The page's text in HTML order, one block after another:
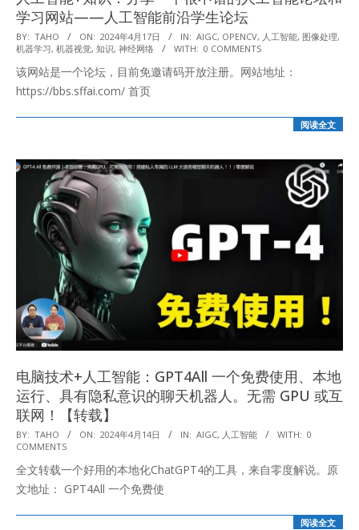
学习网站——人工智能前沿学生论坛
2024-
04-
17
BY: TAHO ON: 2024年4月17日 IN: AIGC, OPENCV, 人工智能, 图像处理,
机器学习, 机器视觉, 知识, 神经网络 WITH: 0 COMMENTS
该网站是一个论坛，目前免邀请码开放注册。网站地址：
https://bbs.sffai.com/ 首页
阅读全文
电脑技术+人工智能：GPT4All 一个免费使用、本地
运行、具有隐私意识的聊天机器人。无需 GPU 或互
联网！【转载】
2024-
04-
14
BY: TAHO ON: 2024年4月14日 IN: AIGC, 人工智能 WITH: 0
COMMENTS
全文转载一个好用的本地化ChatGPT4的工具，来自零度解说。原
文地址： GPT4All 一个免费使
阅读全文